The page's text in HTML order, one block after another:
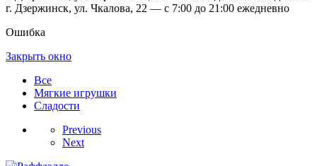
г. Дзержинск, ул. Чкалова, 22 — с 7:00 до 21:00 ежедневно
Ошибка
Закрыть окно
Все
Мягкие игрушки
Сладости
Previous
Next